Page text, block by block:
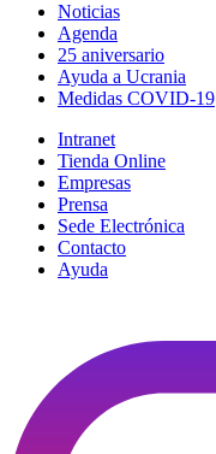
Noticias
Agenda
25 aniversario
Ayuda a Ucrania
Medidas COVID-19
Intranet
Tienda Online
Empresas
Prensa
Sede Electrónica
Contacto
Ayuda